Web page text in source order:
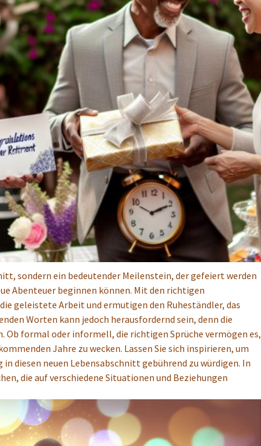
sondern ein bedeutender Meilenstein, der gefeiert werden
Abenteuer beginnen können. Mit den richtigen
geleistete Arbeit und ermutigen den Ruheständler, das
Worten kann jedoch herausfordernd sein, denn die
formal oder informell, die richtigen Sprüche vermögen es,
Jahre zu wecken. Lassen Sie sich inspirieren, um
diesen neuen Lebensabschnitt gebührend zu würdigen. In
die auf verschiedene Situationen und Beziehungen